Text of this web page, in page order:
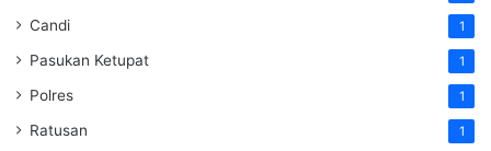
Candi 1
Pasukan Ketupat 1
Polres 1
Ratusan 1